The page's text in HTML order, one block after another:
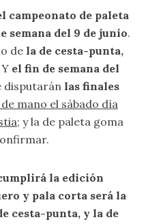
campeonato de paleta
semana del 9 de junio.
de la de cesta-punta,
el fin de semana del
disputarán las finales
mano el sábado día
; y la de paleta goma
la edición
y pala corta será la
cesta-punta, y la de